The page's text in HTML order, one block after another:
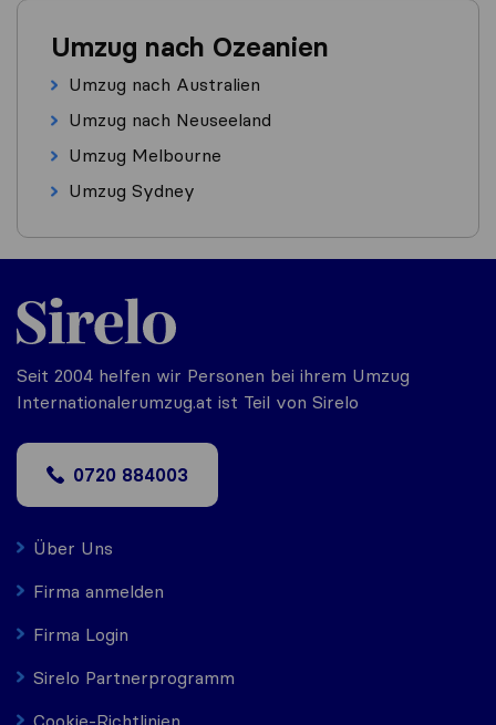
Umzug nach Ozeanien
Umzug nach Australien
Umzug nach Neuseeland
Umzug Melbourne
Umzug Sydney
Seit 2004 helfen wir Personen bei ihrem Umzug
Internationalerumzug.at ist Teil von Sirelo
0720 884003
Über Uns
Firma anmelden
Firma Login
Sirelo Partnerprogramm